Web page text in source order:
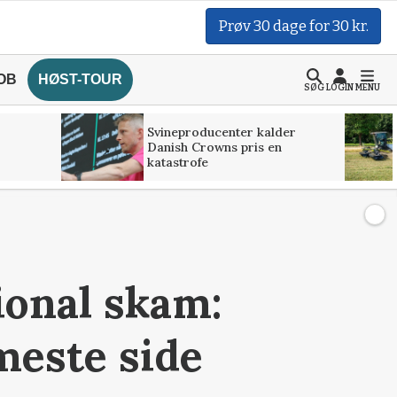
Prøv 30 dage for 30 kr.
HØST-TOUR
SØGLOGINMENU
Svineproducenter kalder
Danish Crowns pris en
katastrofe
skam:
side